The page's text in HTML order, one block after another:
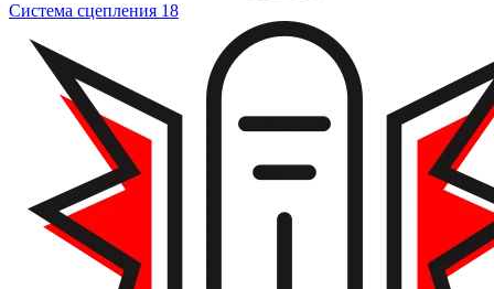
Система сцепления 18